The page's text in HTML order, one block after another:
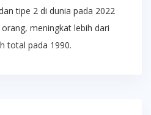
tipe 2 di dunia pada 2022
meningkat lebih dari
total pada 1990.